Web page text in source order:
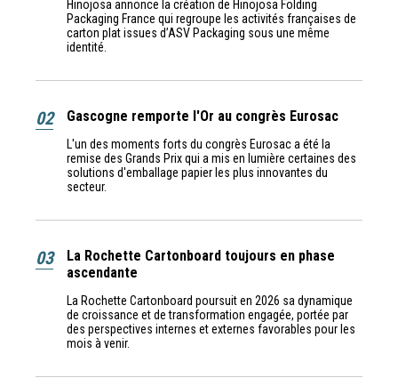
Hinojosa annonce la création de Hinojosa Folding
Packaging France qui regroupe les activités françaises de
carton plat issues d’ASV Packaging sous une même
identité.
02 Gascogne remporte l'Or au congrès Eurosac
L'un des moments forts du congrès Eurosac a été la
remise des Grands Prix qui a mis en lumière certaines des
solutions d'emballage papier les plus innovantes du
secteur.
03
La Rochette Cartonboard toujours en phase
ascendante
La Rochette Cartonboard poursuit en 2026 sa dynamique
de croissance et de transformation engagée, portée par
des perspectives internes et externes favorables pour les
mois à venir.